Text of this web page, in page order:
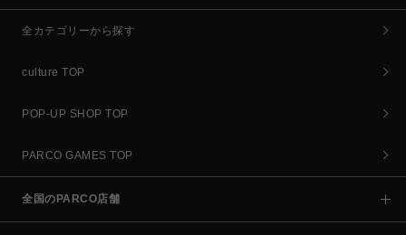
全カテゴリーから探す
culture TOP
POP-UP SHOP TOP
PARCO GAMES TOP
全国のPARCO店舗